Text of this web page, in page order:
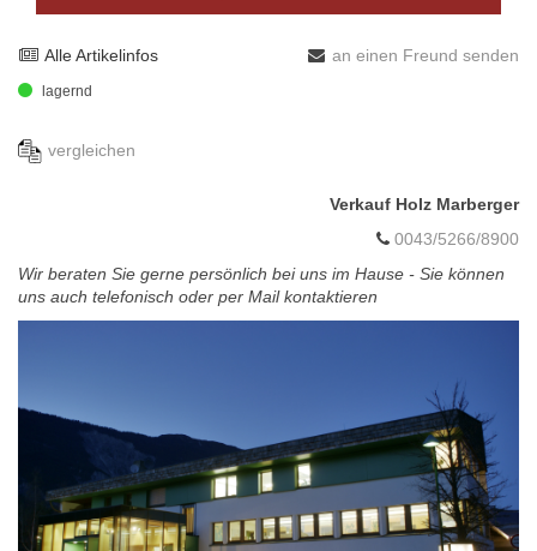
Alle Artikelinfos an einen Freund senden
lagernd
vergleichen
Verkauf Holz Marberger
0043/5266/8900
Wir beraten Sie gerne persönlich bei uns im Hause - Sie können
uns auch telefonisch oder per Mail kontaktieren